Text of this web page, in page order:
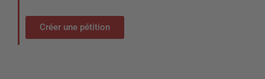
Créer une pétition